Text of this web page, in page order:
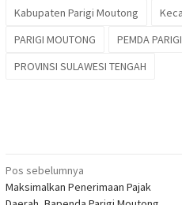
Kabupaten Parigi Moutong
PARIGI MOUTONG
PEMDA
PROVINSI SULAWESI TENGAH
Navigasi
pos
Pos sebelumnya
Maksimalkan Penerimaan Pajak